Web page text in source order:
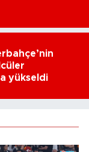
yükseldi